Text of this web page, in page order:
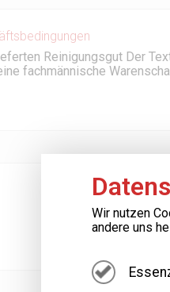
Reinigungsgut Der
fachmännische
Wir nutzen
andere uns